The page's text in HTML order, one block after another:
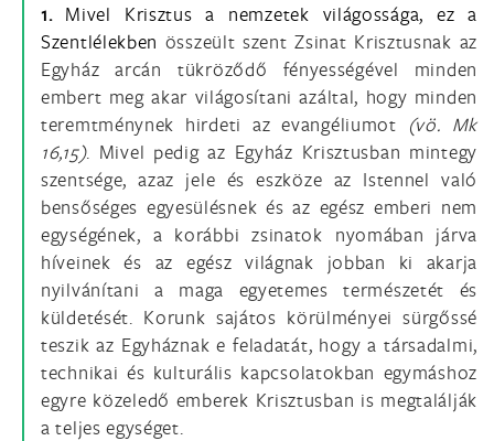
1. Mivel Krisztus a nemzetek világossága, ez a
Szentlélekben összeült szent Zsinat Krisztusnak az
Egyház arcán tükröződő fényességével minden
embert meg akar világosítani azáltal, hogy minden
teremtménynek hirdeti az evangéliumot (vö. Mk
16,15). Mivel pedig az Egyház Krisztusban mintegy
szentsége, azaz jele és eszköze az Istennel való
bensőséges egyesülésnek és az egész emberi nem
egységének, a korábbi zsinatok nyomában járva
híveinek és az egész világnak jobban ki akarja
nyilvánítani a maga egyetemes természetét és
küldetését. Korunk sajátos körülményei sürgőssé
teszik az Egyháznak e feladatát, hogy a társadalmi,
technikai és kulturális kapcsolatokban egymáshoz
egyre közeledő emberek Krisztusban is megtalálják
a teljes egységet.